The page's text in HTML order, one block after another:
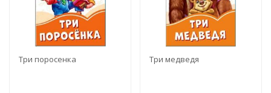
Три поросенка Три медведя